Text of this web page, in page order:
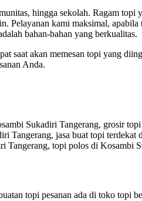
hingga sekolah. Ragam
kami maksimal,
bahan-bahan yang berkualitas.
saat akan memesan topi yang
Anda.
Sukadiri Tangerang, grosir
Tangerang, jasa buat topi
Tangerang, topi polos di Kosambi
topi pesanan ada di toko topi